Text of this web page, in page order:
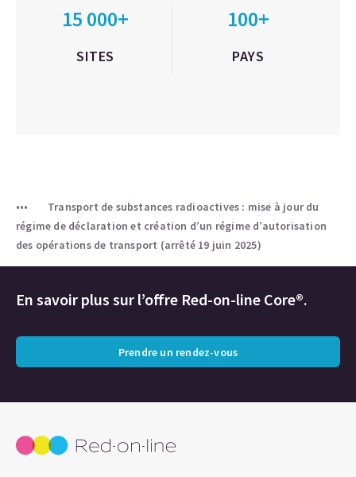
15 000+
SITES
100+
PAYS
Transport de substances radioactives : mise à jour du
régime de déclaration et création d’un régime d’autorisation
des opérations de transport (arrêté 19 juin 2025)
En savoir plus sur l’offre Red-on-line Core®.
Prendre un rendez-vous